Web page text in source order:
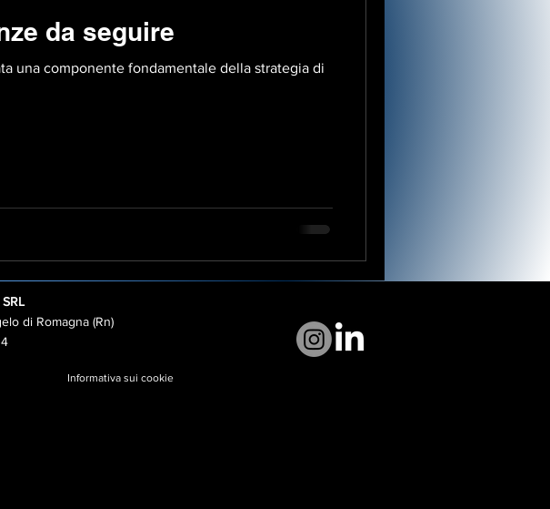
da seguire
una componente fondamentale della strategia di
di Romagna (Rn)
Informativa sui cookie